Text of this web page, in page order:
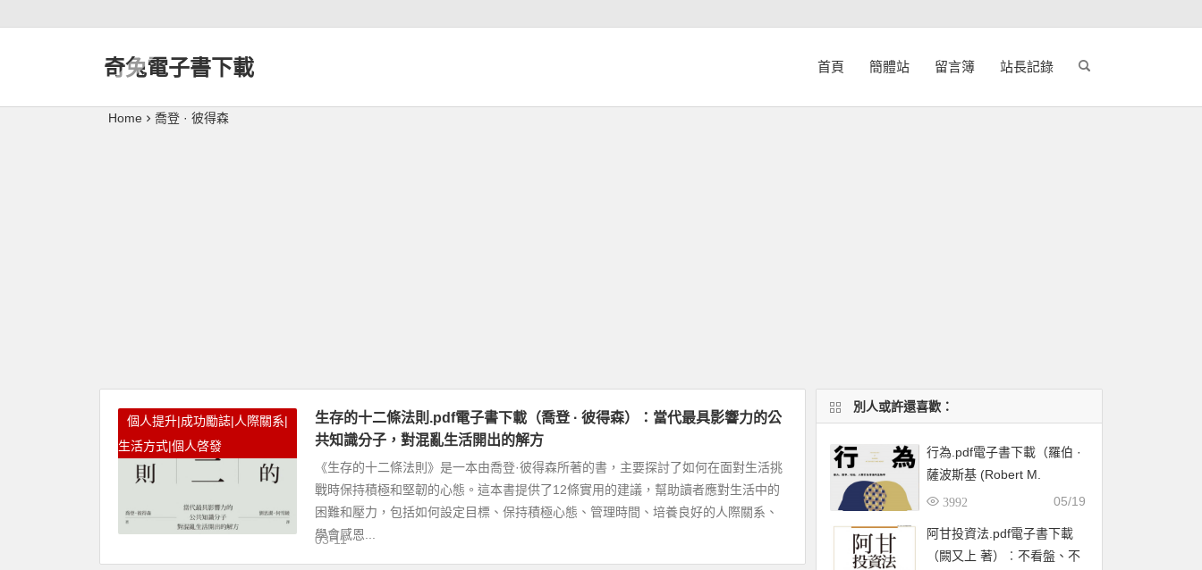
奇兔電子書下載 首頁 簡體站 留言簿 站長記錄
Home 喬登 · 彼得森
個人提升|成功勵誌|人際關系|
生活方式|個人啓發
生存的十二條法則.pdf電子書下載（喬登 · 彼得森）：當代最具影響力的公
共知識分子，對混亂生活開出的解方
《生存的十二條法則》是一本由喬登·彼得森所著的書，主要探討了如何在面對生活挑
戰時保持積極和堅韌的心態。這本書提供了12條實用的建議，幫助讀者應對生活中的
困難和壓力，包括如何設定目標、保持積極心態、管理時間、培養良好的人際關系、
學會感恩...
03-11
別人或許還喜歡：
行為.pdf電子書下載（羅伯 ·
薩波斯基 (Robert M.
Sapolsky) 著）：暴力、競
生物學
3992 05/19
阿甘投資法.pdf電子書下載
（闕又上 著）︰不看盤、不